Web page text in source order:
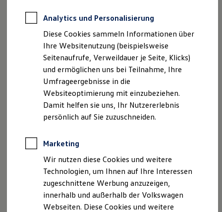
Professional Class bei Volkswagen
Behörden
Direktkunden
Sonderfahrzeuge
Anpfiff zum Gewinn
Elektromobilität
Elektroautos
ID. Tutorials
Elektrofahrzeugkonzepte
ID. EVERY1
Reichweite
Rekuperation
Laden unterwegs
Laden Zuhause
Ladestationen finden
Ladezeitensimulator
Batterie
Sicherheit
runden den eleganten Eindruck vom Innenraum ab. Sie
sehen und fühlen: Dieses Interieur lässt Sie jeden Moment
Ihrer Reise genießen.
Nutzungsbedingungen
Datenschutzerklärungen
Cookie-Richtlinie
Lizenzhinweise Dritter
Produktsicherheitsinformationen
Disclaimer von Volkswagen AG
Die in dieser Darstellung gezeigten Fahrzeuge und
Ausstattungen können in einzelnen Details vom aktuellen
Analytics und Personalisierung
Diese Cookies sammeln Informationen über
Ihre Websitenutzung (beispielsweise
Seitenaufrufe, Verweildauer je Seite, Klicks)
und ermöglichen uns bei Teilnahme, Ihre
Umfrageergebnisse in die
Websiteoptimierung mit einzubeziehen.
Damit helfen sie uns, Ihr Nutzererlebnis
persönlich auf Sie zuzuschneiden.
Marketing
Wir nutzen diese Cookies und weitere
Technologien, um Ihnen auf Ihre Interessen
zugeschnittene Werbung anzuzeigen,
innerhalb und außerhalb der Volkswagen
Webseiten. Diese Cookies und weitere